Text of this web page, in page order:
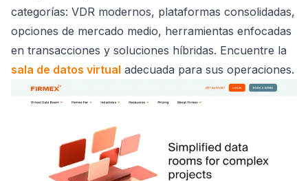
categorías: VDR modernos, plataformas consolidadas,
opciones de mercado medio, herramientas enfocadas
en transacciones y soluciones híbridas. Encuentre la
sala de datos virtual adecuada para sus operaciones.